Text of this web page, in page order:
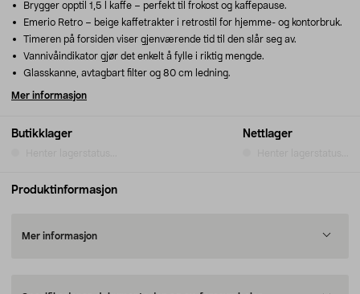
Butikklager Nettlager
Brygger opptil 1,5 l kaffe – perfekt til frokost og kaffepause.
Emerio Retro – beige kaffetrakter i retrostil for hjemme- og kontorbruk.
Timeren på forsiden viser gjenværende tid til den slår seg av.
Vannivåindikator gjør det enkelt å fylle i riktig mengde.
Glasskanne, avtagbart filter og 80 cm ledning.
Mer informasjon
Produktinformasjon
Mer informasjon